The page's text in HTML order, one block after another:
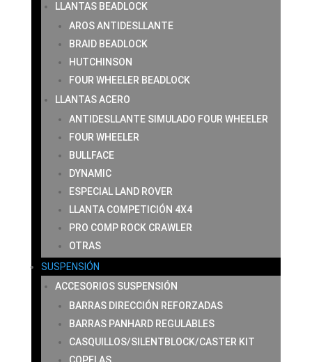
LLANTAS BEADLOCK
AROS ANTIDESLLANTE
BRAID BEADLOCK
HUTCHINSON
FOUR WHEELER BEADLOCK
LLANTAS ACERO
ANTIDESLLANTE SIMULADO FOUR WHEELER
FOUR WHEELER
BULLFACE
DYNAMIC
ESPECIAL LAND ROVER
LLANTA COMPETICIÓN 4X4
PRO COMP ROCK CRAWLER
OTRAS
SUSPENSIÓN
ACCESORIOS SUSPENSIÓN
BARRAS DIRECCIÓN REFORZADAS
BARRAS PANHARD REGULABLES
CASQUILLOS/SILENTBLOCK/CASTER KIT